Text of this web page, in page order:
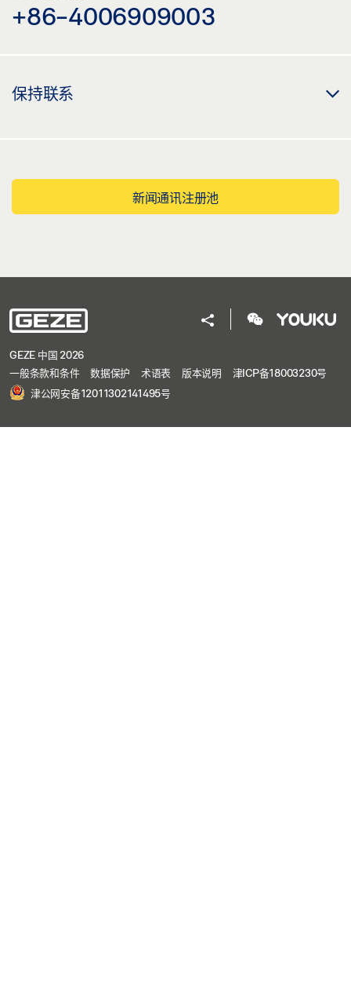
+86-4006909003
保持联系
新闻通讯注册池
GEZE 中国 2026
一般条款和条件
数据保护 术语表 版本说明
津ICP备18003230号
津公网安备12011302141495号